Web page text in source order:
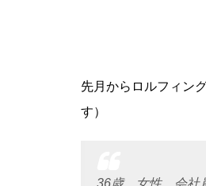
先月からロルフィン
す）
36歳 女性 会社